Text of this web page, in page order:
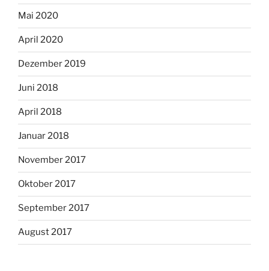
Mai 2020
April 2020
Dezember 2019
Juni 2018
April 2018
Januar 2018
November 2017
Oktober 2017
September 2017
August 2017